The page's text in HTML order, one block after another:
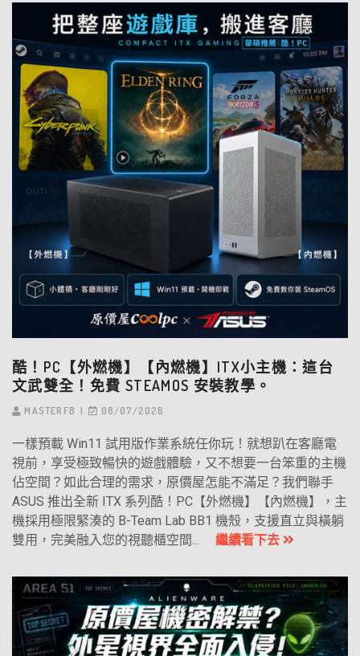
酷！PC【外燃機】【內燃機】ITX小主機：這台
文武雙全！免費 STEAMOS 安裝教學。
MASTERFB 08/07/2026
一樣預載 Win11 試用版作業系統任你玩！就想趴在客廳電
視前，享受極致暢快的遊戲體驗，又不想要一台笨重的主機
佔空間？如此合理的需求，原價屋怎能不滿足？我們聯手
ASUS 推出全新 ITX 系列酷！PC【外燃機】【內燃機】，主
機採用極限緊湊的 B-Team Lab BB1 機殼，支援直立與橫躺
雙用，完美融入您的視聽櫃空間... 繼續看下去